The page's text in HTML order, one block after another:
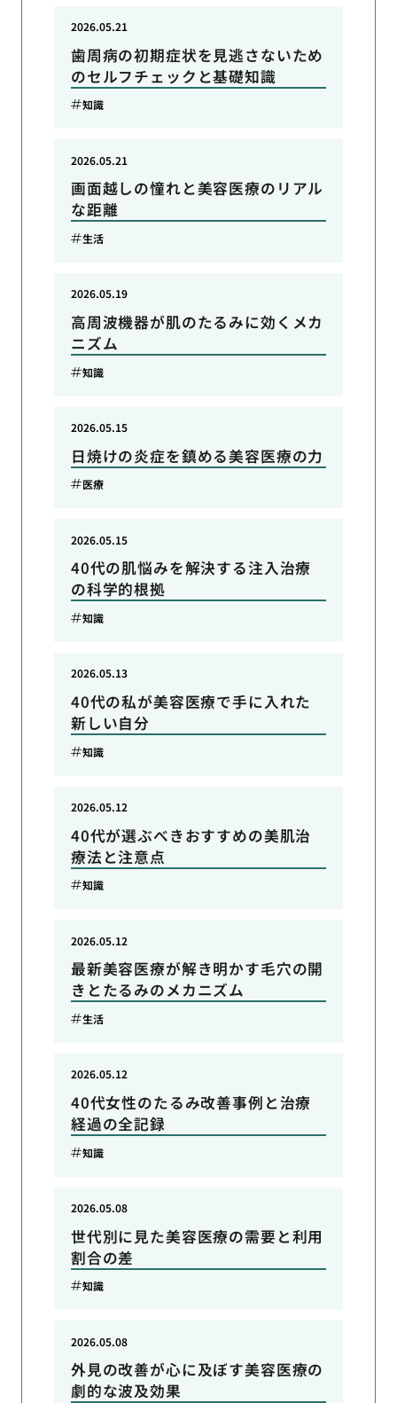
歯周病の初期症状を見逃さないため
のセルフチェックと基礎知識
2026.05.21
知識
画面越しの憧れと美容医療のリアル
な距離
2026.05.21
生活
高周波機器が肌のたるみに効くメカ
ニズム
2026.05.19
知識
日焼けの炎症を鎮める美容医療の力
2026.05.15
医療
40代の肌悩みを解決する注入治療
の科学的根拠
2026.05.15
知識
40代の私が美容医療で手に入れた
新しい自分
2026.05.13
知識
40代が選ぶべきおすすめの美肌治
療法と注意点
2026.05.12
知識
最新美容医療が解き明かす毛穴の開
きとたるみのメカニズム
2026.05.12
生活
40代女性のたるみ改善事例と治療
経過の全記録
2026.05.12
知識
世代別に見た美容医療の需要と利用
割合の差
2026.05.08
知識
外見の改善が心に及ぼす美容医療の
劇的な波及効果
2026.05.08